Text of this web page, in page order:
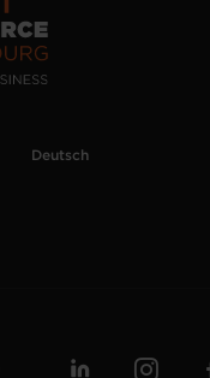
Deutsch